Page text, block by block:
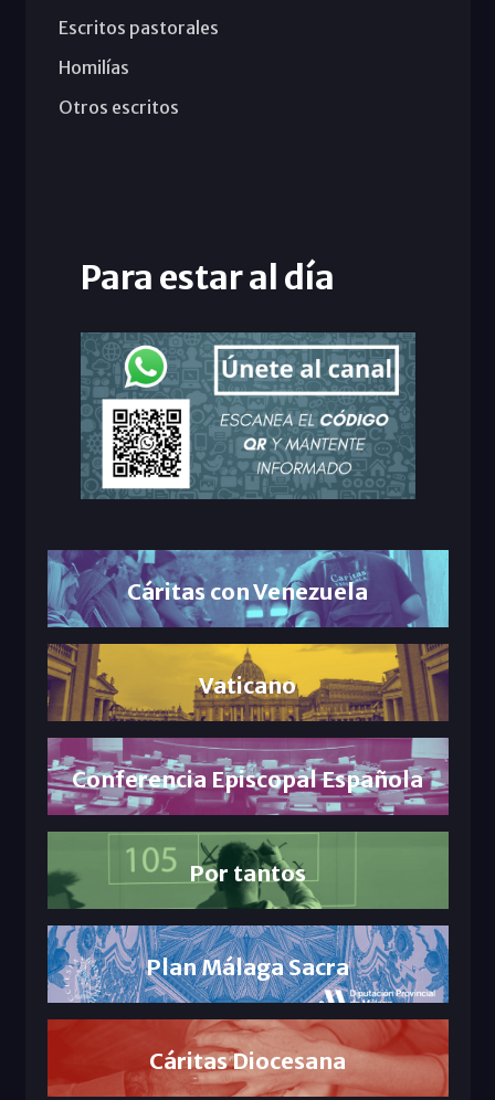
Escritos pastorales
Homilías
Otros escritos
Para estar al día
Cáritas con Venezuela
Vaticano
Conferencia Episcopal Española
Por tantos
Plan Málaga Sacra
Cáritas Diocesana